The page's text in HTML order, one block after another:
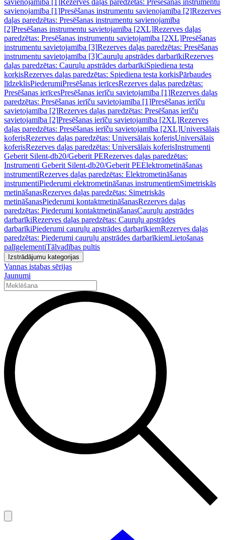
savienojamība [1]Rezerves daļas paredzētas: Presēšanas instrumentu
savienojamība [1]Presēšanas instrumentu savienojamība [2]Rezerves
daļas paredzētas: Presēšanas instrumentu savienojamība
[2]Presēšanas instrumentu savietojamība [2XL]Rezerves daļas
paredzētas: Presēšanas instrumentu savietojamība [2XL]Presēšanas
instrumentu savietojamība [3]Rezerves daļas paredzētas: Presēšanas
instrumentu savietojamība [3]Cauruļu apstrādes darbarīkiRezerves
daļas paredzētas: Cauruļu apstrādes darbarīkiSpiediena testa
korķisRezerves daļas paredzētas: Spiediena testa korķisPārbaudes
līdzeklisPiederumiPresēšanas ierīcesRezerves daļas paredzētas:
Presēšanas ierīcesPresēšanas ierīču savietojamība [1]Rezerves daļas
paredzētas: Presēšanas ierīču savietojamība [1]Presēšanas ierīču
savietojamība [2]Rezerves daļas paredzētas: Presēšanas ierīču
savietojamība [2]Presēšanas ierīču savietojamība [2XL]Rezerves
daļas paredzētas: Presēšanas ierīču savietojamība [2XL]Universālais
koferisRezerves daļas paredzētas: Universālais koferisUniversālais
koferisRezerves daļas paredzētas: Universālais koferisInstrumenti
Geberit Silent-db20/Geberit PERezerves daļas paredzētas:
Instrumenti Geberit Silent-db20/Geberit PEElektrometināšanas
instrumentiRezerves daļas paredzētas: Elektrometināšanas
instrumentiPiederumi elektrometināšanas instrumentiemSimetriskās
metināšanasRezerves daļas paredzētas: Simetriskās
metināšanasPiederumi kontaktmetināšanasRezerves daļas
paredzētas: Piederumi kontaktmetināšanasCauruļu apstrādes
darbarīkiRezerves daļas paredzētas: Cauruļu apstrādes
darbarīkiPiederumi cauruļu apstrādes darbarīkiemRezerves daļas
paredzētas: Piederumi cauruļu apstrādes darbarīkiemLietošanas
palīgelementiTālvadības pultis
Izstrādājumu kategorijas
Vannas istabas sērijas
Jaunumi